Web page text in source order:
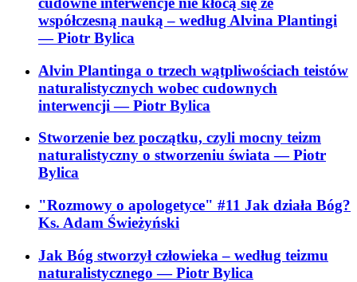
współczesną nauką – według Alvina Plantingi
— Piotr Bylica
Alvin Plantinga o trzech wątpliwościach teistów
naturalistycznych wobec cudownych
interwencji— Piotr Bylica
Stworzenie bez początku, czyli mocny teizm
naturalistyczny o stworzeniu świata— Piotr
Bylica
"Rozmowy o apologetyce" #11 Jak działa Bóg?
Ks. Adam Świeżyński
Jak Bóg stworzył człowieka – według teizmu
naturalistycznego— Piotr Bylica